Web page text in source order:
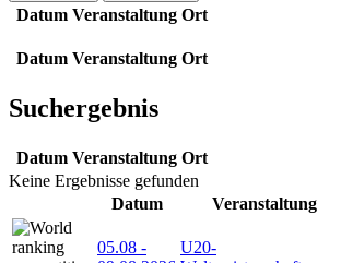
Datum Veranstaltung Ort
Datum Veranstaltung Ort
Suchergebnis
Datum Veranstaltung Ort
Keine Ergebnisse gefunden
Datum
Veranstaltung
05.08 -
U20-